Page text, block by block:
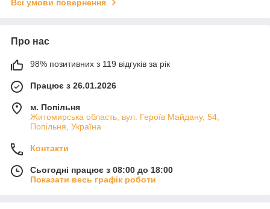
Всі умови повернення
Про нас
98% позитивних з 119 відгуків за рік
Працює з 26.01.2026
м. Попільня
Житомирська область, вул. Героїв Майдану, 54,
Попільня, Україна
Контакти
Сьогодні працює з 08:00 до 18:00
Показати весь графік роботи